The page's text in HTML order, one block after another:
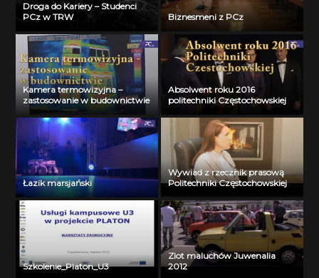
Droga do Kariery – Studenci
PCz w TRW
Biznesmeni z PCz
Kamera termowizyjna –
zastosowanie w budownictwie
Absolwent roku 2016
politechniki Częstochowskiej
Łazik marsjański
Wywiad z rzecznik prasową
Politechniki Częstochowskiej
Szkolenie_Platon_U3
Zlot maluchów Juwenalia
2012